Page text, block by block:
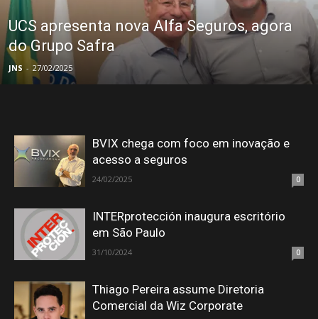
UCS apresenta nova Alfa Seguros, agora
do Grupo Safra
JNS - 27/02/2025
BVIX chega com foco em inovação e
acesso a seguros
24/02/2025 0
INTERprotección inaugura escritório
em São Paulo
31/10/2024 0
Thiago Pereira assume Diretoria
Comercial da Wiz Corporate